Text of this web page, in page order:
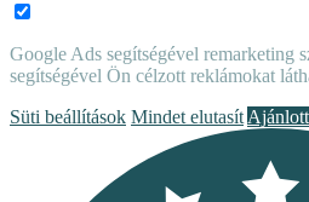
Google Ads segítségével remarketing
segítségével Ön célzott reklámokat
Süti beállítások Mindet elutasít